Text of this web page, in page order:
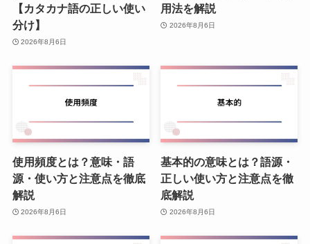
【カタカナ語の正しい使い
分け】
2026年8月6日
用法を解説
2026年8月6日
使用頻度とは？意味・語
源・使い方と注意点を徹底
解説
2026年8月6日
基本的の意味とは？語源・
正しい使い方と注意点を徹
底解説
2026年8月6日